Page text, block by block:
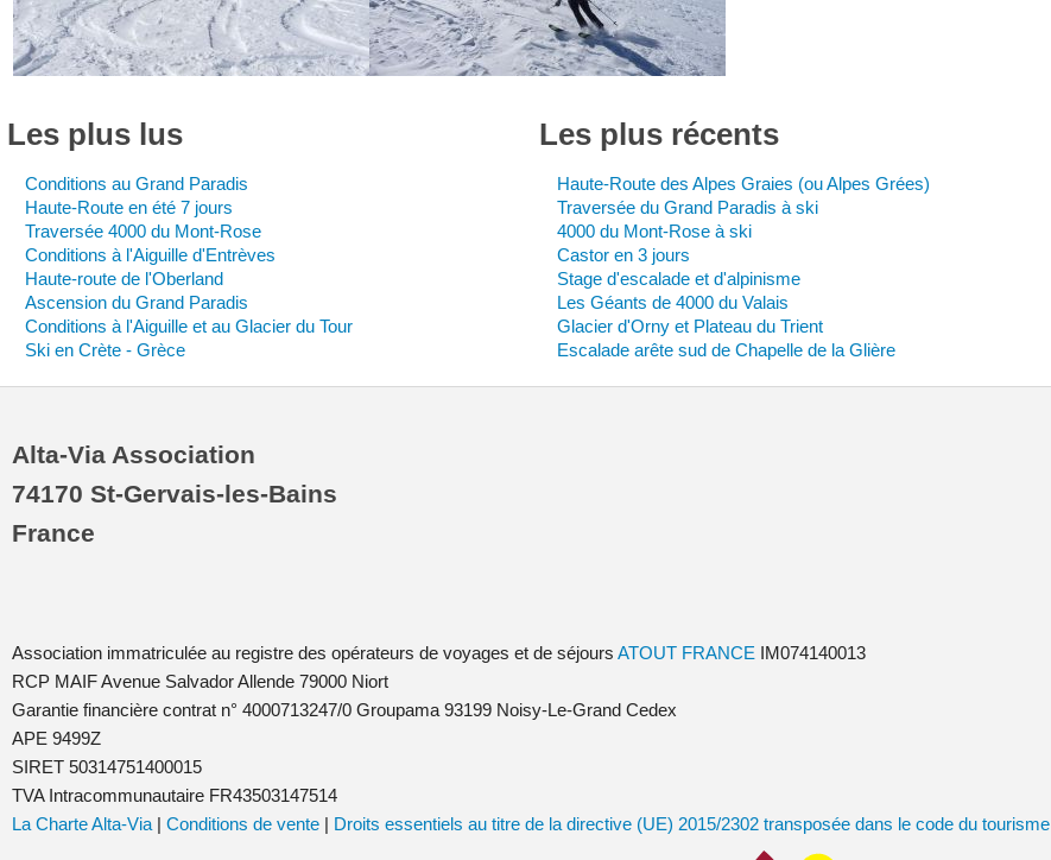
Les plus lus
Conditions au Grand Paradis
Haute-Route en été 7 jours
Traversée 4000 du Mont-Rose
Conditions à l'Aiguille d'Entrèves
Haute-route de l'Oberland
Ascension du Grand Paradis
Conditions à l'Aiguille et au Glacier du Tour
Ski en Crète - Grèce
Les plus récents
Haute-Route des Alpes Graies (ou Alpes Grées)
Traversée du Grand Paradis à ski
4000 du Mont-Rose à ski
Castor en 3 jours
Stage d'escalade et d'alpinisme
Les Géants de 4000 du Valais
Glacier d'Orny et Plateau du Trient
Escalade arête sud de Chapelle de la Glière
Alta-Via Association
74170 St-Gervais-les-Bains
France
Association immatriculée au registre des opérateurs de voyages et de séjours ATOUT FRANCE IM074140013
RCP MAIF Avenue Salvador Allende 79000 Niort
Garantie financière contrat n° 4000713247/0 Groupama 93199 Noisy-Le-Grand Cedex
APE 9499Z
SIRET 50314751400015
TVA Intracommunautaire FR43503147514
La Charte Alta-Via | Conditions de vente | Droits essentiels au titre de la directive (UE) 2015/2302 transposée dans le code du tourisme